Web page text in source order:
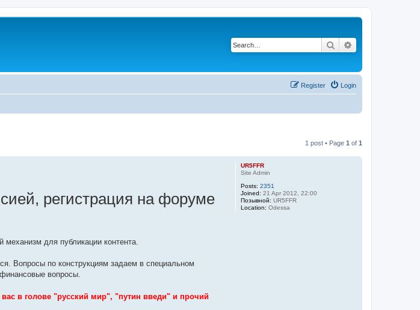
Search
Login
Register
1 post • Page 1 of 1
UR5FFR
Site Admin
Posts: 2351
Joined: 21 Apr 2012, 22:00
Позывной: UR5FFR
Location: Odessa
регистрация на форуме
для публикации контента.
Вопросы по конструкциям задаем в специальном
вопросы.
в голове "русский мир", "путин введи" и прочий